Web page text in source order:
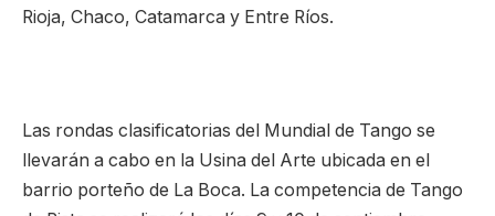
Rioja, Chaco, Catamarca y Entre Ríos.
Las rondas clasificatorias del Mundial de Tango se
llevarán a cabo en la Usina del Arte ubicada en el
barrio porteño de La Boca. La competencia de Tango